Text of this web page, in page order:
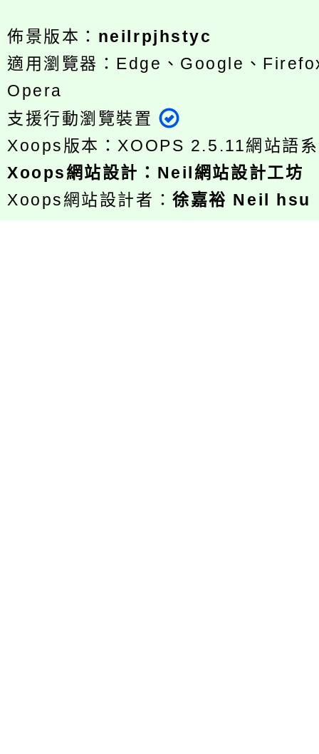
佈景版本： neilrpjhstyc
適用瀏覽器：Edge、Google、
Opera
支援行動瀏覽裝置
Xoops版本： XOOPS 2.5.11網站語
Xoops網站設計 ： Neil網站設計工坊
Xoops網站設計者：徐嘉裕 Neil hsu